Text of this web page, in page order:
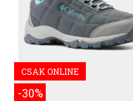
CSAK ONLINE
-30%